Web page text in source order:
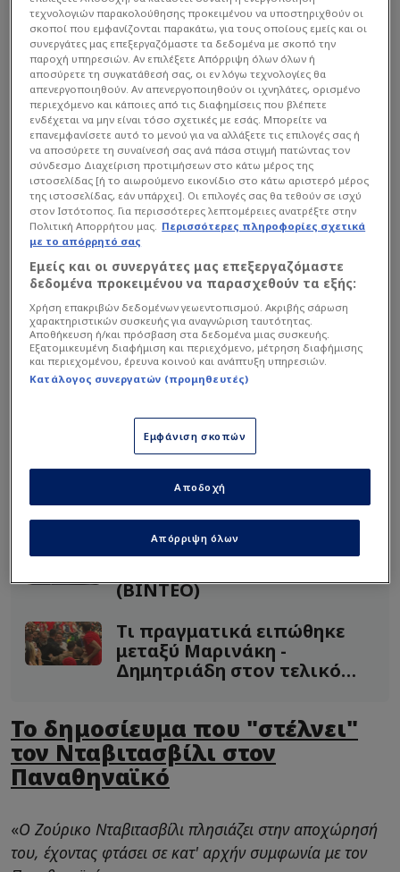
Στο εν λόγω ρεπορτάζ γίνεται λόγος για τον
Γεωργιανό της Σεντ Ετιέν, με την οποία έκανε
εξαιρετική σεζόν στη Β' κατηγορία της Γαλλίας.
Αναφέρεται μεταξύ άλλων πως ο διεθνής άσςο
βρίσκεται κοντά στην αποχώρηση, αλλά η γαλλική
ομάδα αξιώνει 15 εκατομμύρια ευρώ από
οποιονδήποτε ενδιαφερόμενο προκειμένου να
μπει σε συζητήσεις.
Διαβάστε επίσης...
Υπάρχουν κάποιοι όροι στο
(BINTEO)
Τι πραγματικά ειπώθηκε
μεταξύ Μαρινάκη -
Δημητριάδη στον τελικό
Το δημοσίευμα που "στέλνει"
τον Νταβιτασβίλι στον
Παναθηναϊκό
«Ο Ζούρικο Νταβιτασβίλι πλησιάζει στην αποχώρησή
του, έχοντας φτάσει σε κατ' αρχήν συμφωνία με τον
τεχνολογιών παρακολούθησης προκειμένου να υποστηριχθούν οι
σκοποί που εμφανίζονται παρακάτω, για τους οποίους εμείς και οι
συνεργάτες μας επεξεργαζόμαστε τα δεδομένα με σκοπό την
παροχή υπηρεσιών. Αν επιλέξετε Απόρριψη όλων όλων ή
αποσύρετε τη συγκατάθεσή σας, οι εν λόγω τεχνολογίες θα
απενεργοποιηθούν. Αν απενεργοποιηθούν οι ιχνηλάτες, ορισμένο
περιεχόμενο και κάποιες από τις διαφημίσεις που βλέπετε
ενδέχεται να μην είναι τόσο σχετικές με εσάς. Μπορείτε να
επανεμφανίσετε αυτό το μενού για να αλλάξετε τις επιλογές σας ή
να αποσύρετε τη συναίνεσή σας ανά πάσα στιγμή πατώντας τον
σύνδεσμο Διαχείριση προτιμήσεων στο κάτω μέρος της
ιστοσελίδας [ή το αιωρούμενο εικονίδιο στο κάτω αριστερό μέρος
της ιστοσελίδας, εάν υπάρχει]. Οι επιλογές σας θα τεθούν σε ισχύ
στον Ιστότοπος. Για περισσότερες λεπτομέρειες ανατρέξτε στην
Πολιτική Απορρήτου μας. Περισσότερες πληροφορίες σχετικά
με το απόρρητό σας
Εμείς και οι συνεργάτες μας επεξεργαζόμαστε
δεδομένα προκειμένου να παρασχεθούν τα εξής:
Χρήση επακριβών δεδομένων γεωεντοπισμού. Ακριβής σάρωση
χαρακτηριστικών συσκευής για αναγνώριση ταυτότητας.
Αποθήκευση ή/και πρόσβαση στα δεδομένα μιας συσκευής.
Εξατομικευμένη διαφήμιση και περιεχόμενο, μέτρηση διαφήμισης
και περιεχομένου, έρευνα κοινού και ανάπτυξη υπηρεσιών.
Κατάλογος συνεργατών (προμηθευτές)
Εμφάνιση σκοπών
Απόρριψη όλων
Αποδοχή